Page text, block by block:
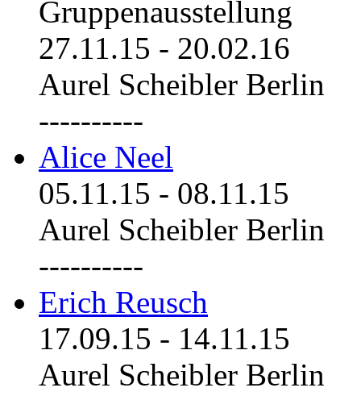
Gruppenausstellung
27.11.15 - 20.02.16
Aurel Scheibler Berlin
----------
Alice Neel
05.11.15 - 08.11.15
Aurel Scheibler Berlin
----------
Erich Reusch
17.09.15 - 14.11.15
Aurel Scheibler Berlin